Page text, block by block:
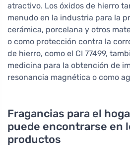
atractivo. Los óxidos de hierro
menudo en la industria para la
cerámica, porcelana y otros
o como protección contra la
de hierro, como el CI 77499,
medicina para la obtención de
resonancia magnética o como
Fragancias para el
puede encontrarse en
productos